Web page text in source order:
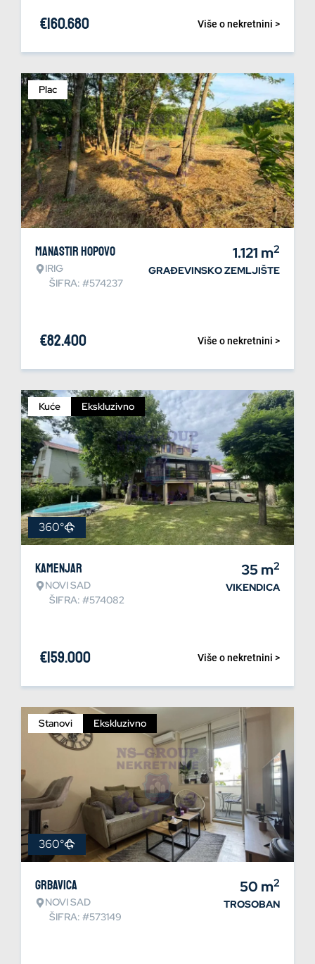
Više o nekretnini >
€160.680
Plac
Manastir Hopovo
IRIG
ŠIFRA: #574237
1.121 m2
GRAĐEVINSKO ZEMLJIŠTE
Više o nekretnini >
€82.400
Kuće Ekskluzivno
360°
Kamenjar
NOVI SAD
ŠIFRA: #574082
35m2
VIKENDICA
Više o nekretnini >
€159.000
Stanovi Ekskluzivno
360°
Grbavica
NOVI SAD
ŠIFRA: #573149
50 m2
TROSOBAN